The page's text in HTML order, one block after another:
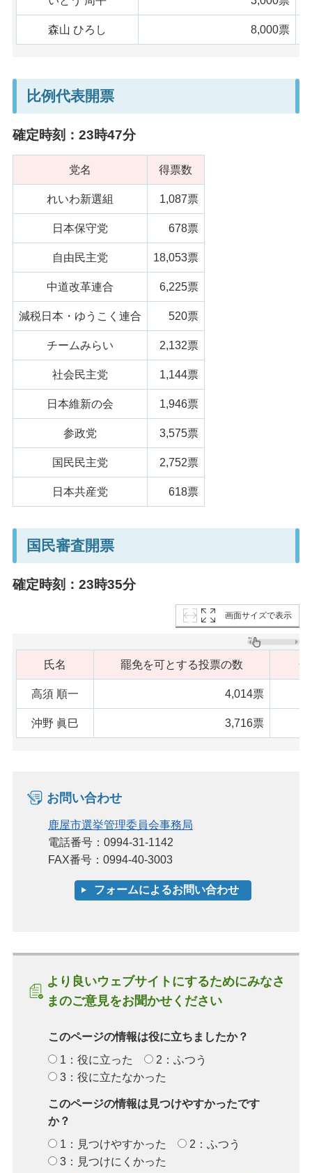
森山 ひろし 8,000票
比例代表開票
確定時刻：23時47分
党名 得票数
れいわ新選組 1,087票
日本保守党 678票
自由民主党 18,053票
中道改革連合 6,225票
減税日本・ゆうこく連合 520票
チームみらい 2,132票
社会民主党 1,144票
日本維新の会 1,946票
参政党 3,575票
国民民主党 2,752票
日本共産党 618票
国民審査開票
確定時刻：23時35分
画面サイズで表示
氏名 罷免を可とする投票の数 罷
高須 順一 4,014票
沖野 眞巳 3,716票
お問い合わせ
鹿屋市選挙管理委員会事務局
電話番号：0994-31-1142
FAX番号：0994-40-3003
より良いウェブサイトにするためにみなさ
まのご意見をお聞かせください
このページの情報は役に立ちましたか？
1：役に立った
2：ふつう
3：役に立たなかった
このページの情報は見つけやすかったです
か？
1：見つけやすかった
2：ふつう
3：見つけにくかった